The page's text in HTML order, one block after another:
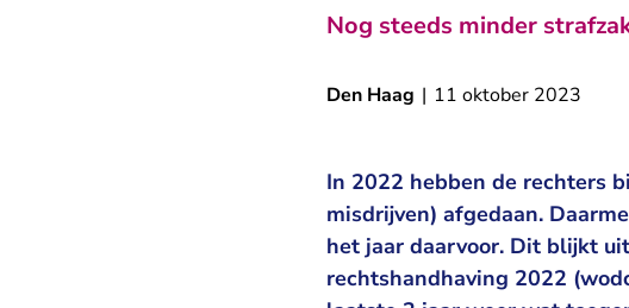
Nog steeds minder
Den Haag | 11 oktober 2023
In 2022 hebben de rechters
misdrijven) afgedaan.
het jaar daarvoor. Dit blijkt
rechtshandhaving 2022 - U